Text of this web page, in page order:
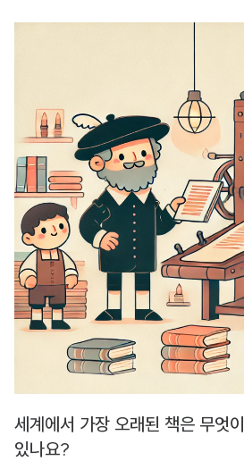
세계에서 가장 오래된 책은 무엇
있나요?